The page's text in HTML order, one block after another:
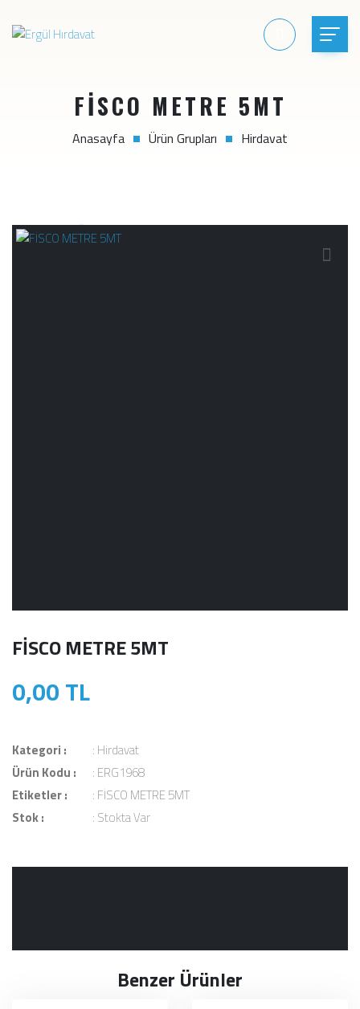
FİSCO METRE 5MT
Anasayfa Ürün Grupları Hirdavat
FİSCO METRE 5MT
0,00 TL
Kategori : : Hirdavat
Ürün Kodu :
: ERG1968
Etiketler :
: FİSCO METRE 5MT
Stok :
: Stokta Var
Benzer Ürünler